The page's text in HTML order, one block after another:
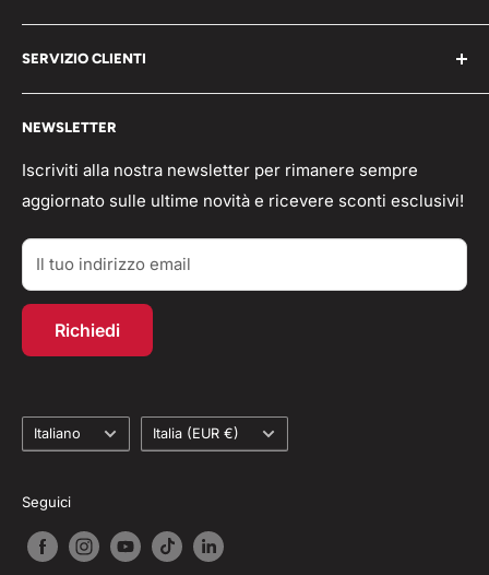
Chi Siamo
Blog
Pagamenti
Spedizioni
Feedback
Parlano di Noi
Acquisti TAX-FREE
SERVIZIO CLIENTI
Condizioni generali
Domande frequenti
Privacy Policy
Resi/Rimborsi
Contatti
Account personale
Programma fedeltà
Recesso dal contratto
NEWSLETTER
Iscriviti alla nostra newsletter per rimanere sempre
aggiornato sulle ultime novità e ricevere sconti esclusivi!
Il tuo indirizzo email
Richiedi
Lingua
Italiano Paese
Italia (EUR €)
Seguici